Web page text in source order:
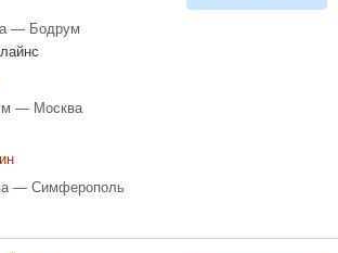
— Бодрум
— Москва
— Симферополь